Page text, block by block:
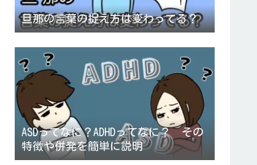
旦那の言葉の捉え方は変わってる？
ASDってなに？ADHDってなに？ その
特徴や併発を簡単に説明